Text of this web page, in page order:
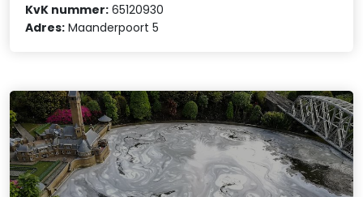
KvK nummer: 65120930
Adres: Maanderpoort 5